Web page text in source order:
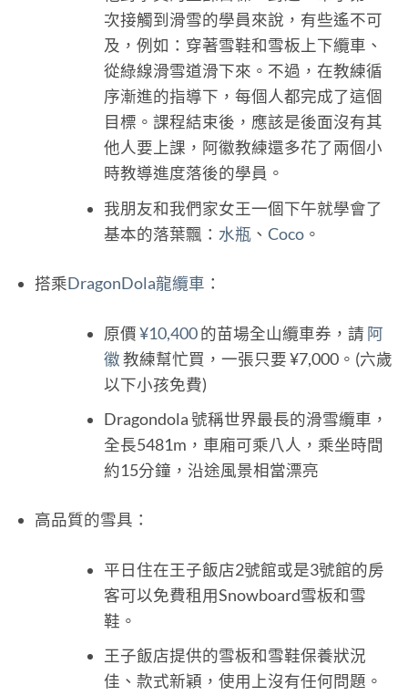
次接觸到滑雪的學員來說，有些遙不可
及，例如：穿著雪鞋和雪板上下纜車、
從綠線滑雪道滑下來。不過，在教練循
序漸進的指導下，每個人都完成了這個
目標。課程結束後，應該是後面沒有其
他人要上課，阿徽教練還多花了兩個小
時教導進度落後的學員。
我朋友和我們家女王一個下午就學會了
基本的落葉飄： 水瓶、 Coco。
搭乘DragonDola龍纜車 ：
原價¥10,400的苗場全山纜車券，請 阿
徽教練幫忙買，一張只要 ¥7,000。(六歲
以下小孩免費)
Dragondola 號稱世界最長的滑雪纜車，
全長5481m，車廂可乘八人，乘坐時間
約15分鐘，沿途風景相當漂亮
高品質的雪具：
平日住在王子飯店2號館或是3號館的房
客可以免費租用Snowboard雪板和雪
鞋。
王子飯店提供的雪板和雪鞋保養狀況
佳、款式新穎，使用上沒有任何問題。